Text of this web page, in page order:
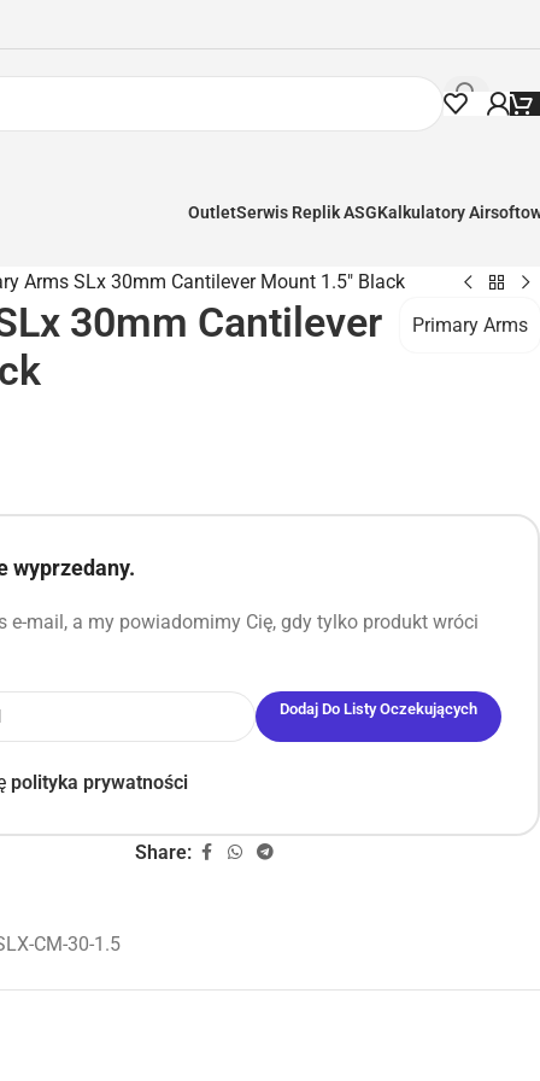
OutletSerwis Replik ASGKalkulatory
Arms SLx 30mm Cantilever Mount 1.5″ Black
30mm Cantilever
Primary Arms
wyprzedany.
e-mail, a my powiadomimy Cię, gdy tylko produkt wróci
Dodaj Do Listy Oczekujących
polityka prywatności
Share:
CM-30-1.5